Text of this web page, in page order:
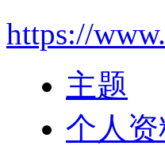
https://
主题
个人资